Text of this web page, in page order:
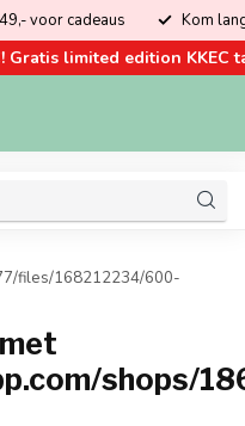
voor cadeaus Kom
Gratis limited edition KKEC
files/168212234/600-
shops/